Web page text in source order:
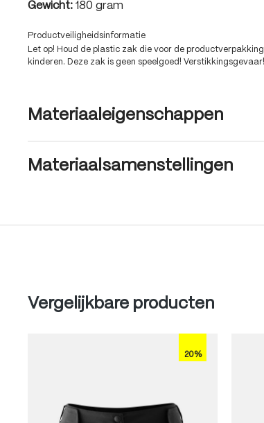
Gewicht: 180 gram
Productveiligheidsinformatie
Let op! Houd de plastic zak die voor de
kinderen. Deze zak is geen speelgoed! Verstikkingsgevaar!
Materiaaleigenschappen
Materiaalsamenstellingen
Produktgalerie überspringen
Vergelijkbare producten
20%